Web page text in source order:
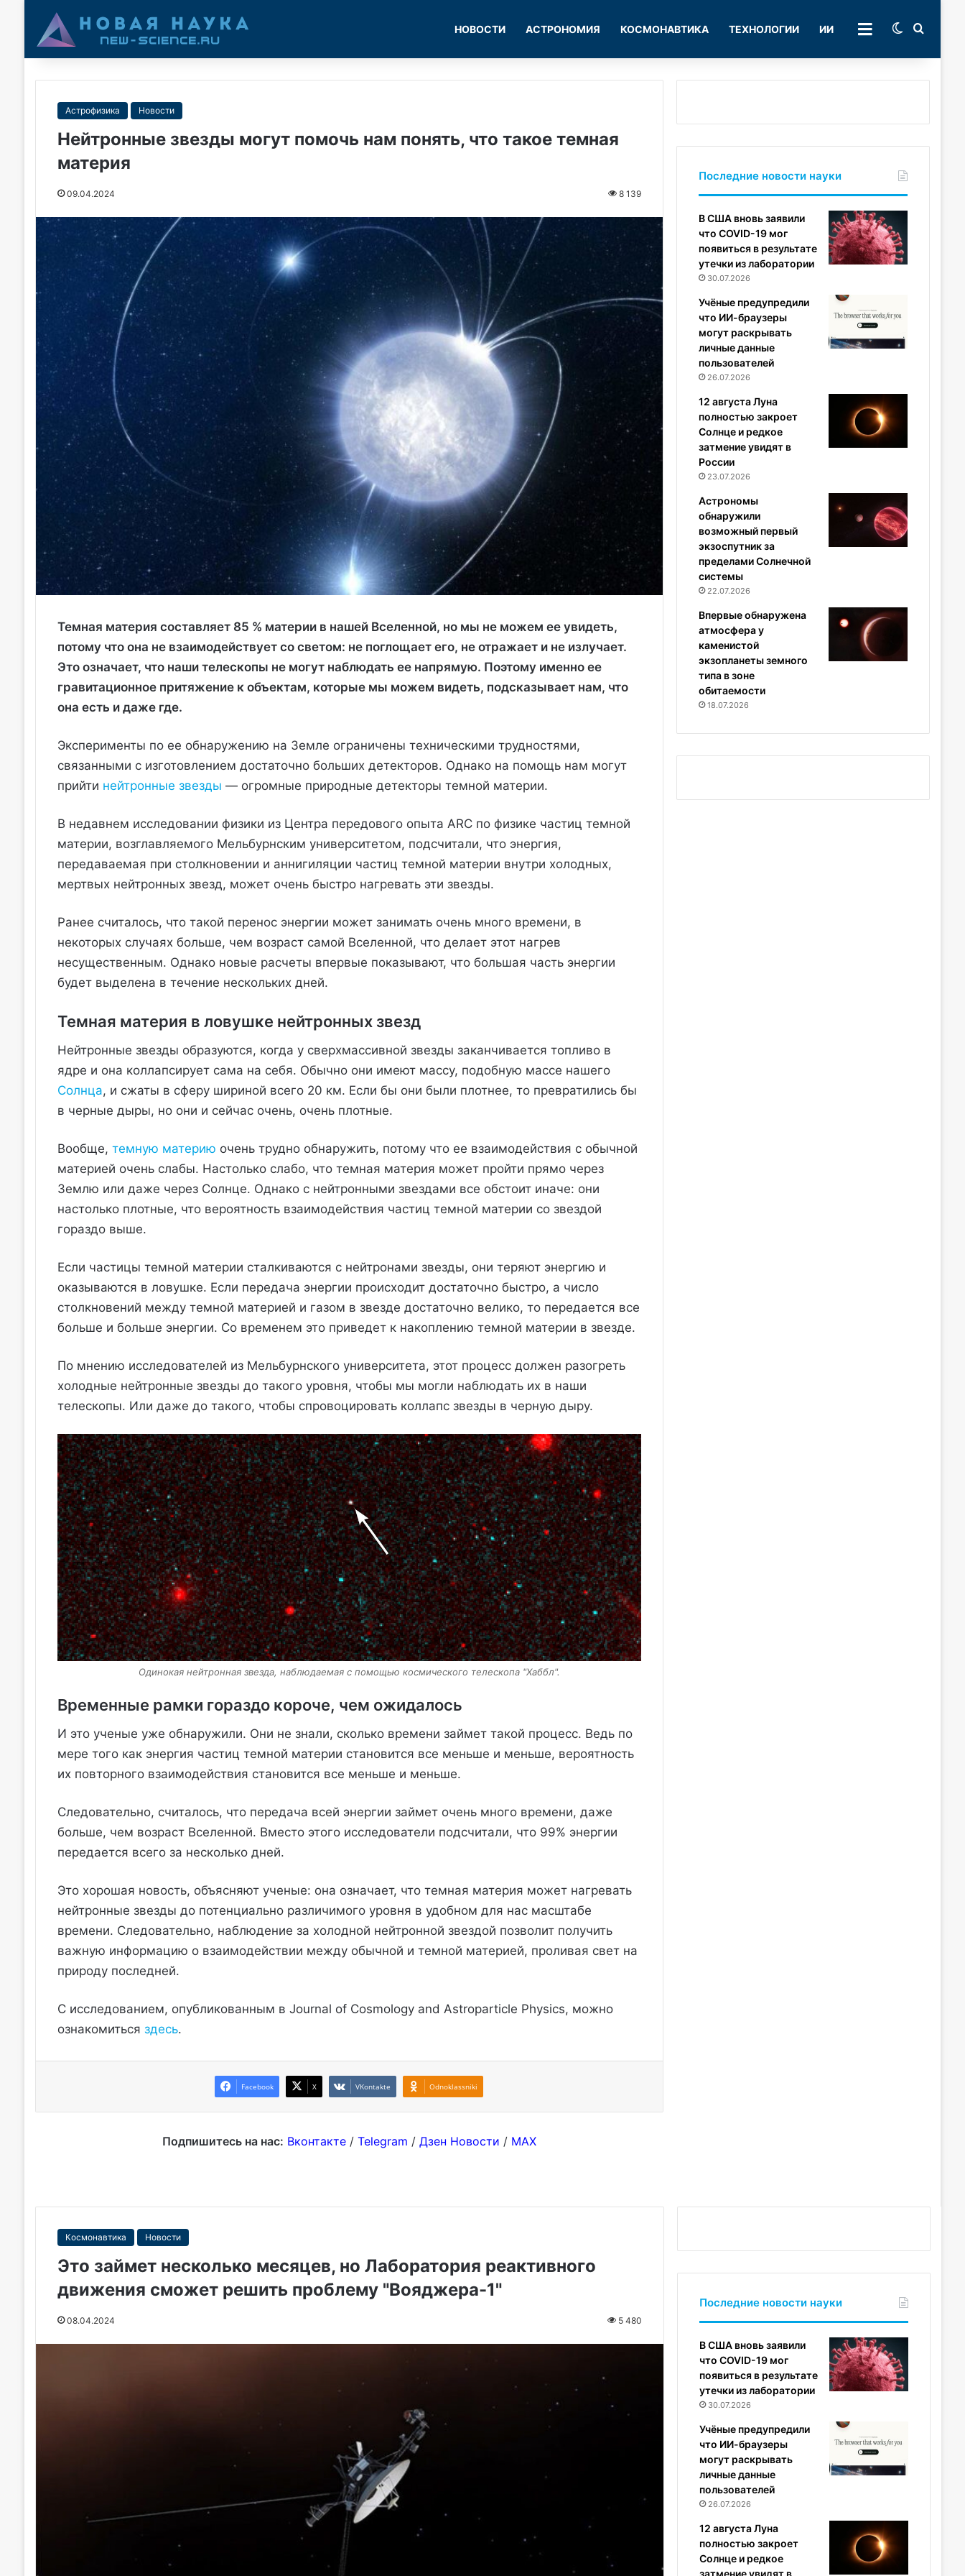
НОВОСТИ АСТРОНОМИЯ КОСМОНАВТИКА ТЕХНОЛОГИИ ИИ РУБРИКИSwitch skin
Астрофизика Новости
Нейтронные звезды могут помочь нам понять, что такое темная
материя
09.04.2024 8 139
Темная материя составляет 85 % материи в нашей Вселенной, но мы не можем ее увидеть,
потому что она не взаимодействует со светом: не поглощает его, не отражает и не излучает.
Это означает, что наши телескопы не могут наблюдать ее напрямую. Поэтому именно ее
гравитационное притяжение к объектам, которые мы можем видеть, подсказывает нам, что
она есть и даже где.
Эксперименты по ее обнаружению на Земле ограничены техническими трудностями,
связанными с изготовлением достаточно больших детекторов. Однако на помощь нам могут
прийти нейтронные звезды — огромные природные детекторы темной материи.
В недавнем исследовании физики из Центра передового опыта ARC по физике частиц темной
материи, возглавляемого Мельбурнским университетом, подсчитали, что энергия,
передаваемая при столкновении и аннигиляции частиц темной материи внутри холодных,
мертвых нейтронных звезд, может очень быстро нагревать эти звезды.
Ранее считалось, что такой перенос энергии может занимать очень много времени, в
некоторых случаях больше, чем возраст самой Вселенной, что делает этот нагрев
несущественным. Однако новые расчеты впервые показывают, что большая часть энергии
будет выделена в течение нескольких дней.
Темная материя в ловушке нейтронных звезд
Нейтронные звезды образуются, когда у сверхмассивной звезды заканчивается топливо в
ядре и она коллапсирует сама на себя. Обычно они имеют массу, подобную массе нашего
Солнца, и сжаты в сферу шириной всего 20 км. Если бы они были плотнее, то превратились бы
в черные дыры, но они и сейчас очень, очень плотные.
Вообще, темную материю очень трудно обнаружить, потому что ее взаимодействия с обычной
материей очень слабы. Настолько слабо, что темная материя может пройти прямо через
Землю или даже через Солнце. Однако с нейтронными звездами все обстоит иначе: они
настолько плотные, что вероятность взаимодействия частиц темной материи со звездой
гораздо выше.
Если частицы темной материи сталкиваются с нейтронами звезды, они теряют энергию и
оказываются в ловушке. Если передача энергии происходит достаточно быстро, а число
столкновений между темной материей и газом в звезде достаточно велико, то передается все
больше и больше энергии. Со временем это приведет к накоплению темной материи в звезде.
По мнению исследователей из Мельбурнского университета, этот процесс должен разогреть
холодные нейтронные звезды до такого уровня, чтобы мы могли наблюдать их в наши
телескопы. Или даже до такого, чтобы спровоцировать коллапс звезды в черную дыру.
Одинокая нейтронная звезда, наблюдаемая с помощью космического телескопа "Хаббл".
Временные рамки гораздо короче, чем ожидалось
И это ученые уже обнаружили. Они не знали, сколько времени займет такой процесс. Ведь по
мере того как энергия частиц темной материи становится все меньше и меньше, вероятность
их повторного взаимодействия становится все меньше и меньше.
Следовательно, считалось, что передача всей энергии займет очень много времени, даже
больше, чем возраст Вселенной. Вместо этого исследователи подсчитали, что 99% энергии
передается всего за несколько дней.
Это хорошая новость, объясняют ученые: она означает, что темная материя может нагревать
нейтронные звезды до потенциально различимого уровня в удобном для нас масштабе
времени. Следовательно, наблюдение за холодной нейтронной звездой позволит получить
важную информацию о взаимодействии между обычной и темной материей, проливая свет на
природу последней.
С исследованием, опубликованным в Journal of Cosmology and Astroparticle Physics, можно
ознакомиться здесь.
Facebook X VKontakte Odnoklassniki
Подпишитесь на нас: Вконтакте/ Telegram / Дзен Новости / MAX
Последние новости науки
В США вновь заявили
что COVID-19 мог
появиться в результате
утечки из лаборатории
30.07.2026
Учёные предупредили
что ИИ-браузеры
могут раскрывать
личные данные
пользователей
26.07.2026
12 августа Луна
полностью закроет
Солнце и редкое
затмение увидят в
России
23.07.2026
Астрономы
обнаружили
возможный первый
экзоспутник за
пределами Солнечной
системы
22.07.2026
Впервые обнаружена
атмосфера у
каменистой
экзопланеты земного
типа в зоне
обитаемости
18.07.2026